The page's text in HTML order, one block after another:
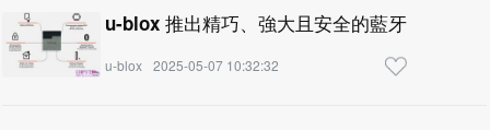
u-blox 推出精巧、強大且安全的藍牙低功耗模
u-blox 2025-05-07 10:32:32